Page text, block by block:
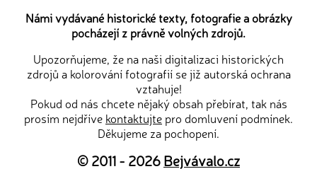
Námi vydávané historické texty, fotografie a obrázky
pocházejí z právně volných zdrojů.
Upozorňujeme, že na naši digitalizaci historických
zdrojů a kolorování fotografií se již autorská ochrana
vztahuje!
Pokud od nás chcete nějaký obsah přebírat, tak nás
prosím nejdříve kontaktujte pro domluvení podmínek.
Děkujeme za pochopení.
© 2011 - 2026Bejvávalo.cz